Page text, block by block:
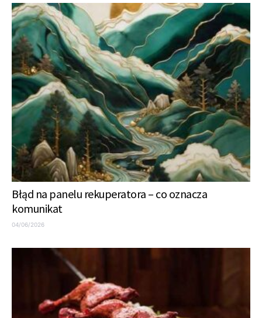
Błąd na panelu rekuperatora – co oznacza
komunikat
04/06/2026